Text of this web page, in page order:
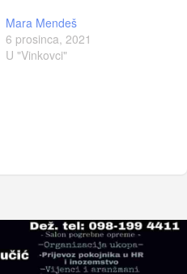
Mara Mendeš
6 prosinca, 2021
U "Vinkovci"